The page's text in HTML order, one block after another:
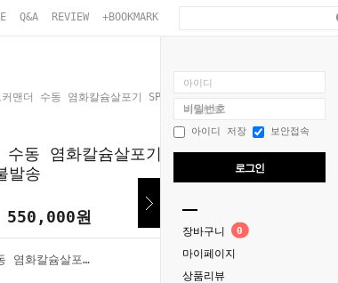
Q&A REVIEW +BOOKMARK
아이디
비밀번호
아이디 저장
보안접속
로그인
장바구니 0
마이페이지
상품리뷰
맨더 수동 염화칼슘살포기 SP-31520 (용량 56kg)-착불발송
수동 염화칼슘살포기 SP-31520 (용량
발송
550,000원
야드커맨더 수동 염화칼슘살포기 SP-31520 (용량 56kg)-착불발송